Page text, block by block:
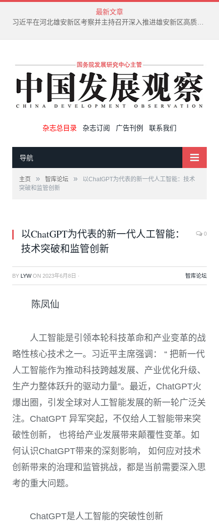
最新文章
新兴产业废弃物循环利用技术演进趋势
杂志总目录 杂志订阅 广告刊例 联系我们
导航
主页 » 智库论坛 »
以ChatGPT为代表的新一代人工智能：技术
突破和监管创新
以ChatGPT为代表的新一代人工智能：
技术突破和监管创新
0
BY LYWON 2023年6月8日 · 智库论坛
陈凤仙
人工智能是引领本轮科技革命和产业变革的战
略性核心技术之一。习近平主席强调： “ 把新一代
人工智能作为推动科技跨越发展、产业优化升级、
生产力整体跃升的驱动力量”。最近， ChatGPT火
爆出圈，引发全球对人工智能发展的新一轮广泛关
注。 ChatGPT 异军突起，不仅给人工智能带来突
破性创新， 也将给产业发展带来颠覆性变革。如
何认识ChatGPT带来的深刻影响， 如何应对技术
创新带来的治理和监管挑战，都是当前需要深入思
考的重大问题。
ChatGPT是人工智能的突破性创新